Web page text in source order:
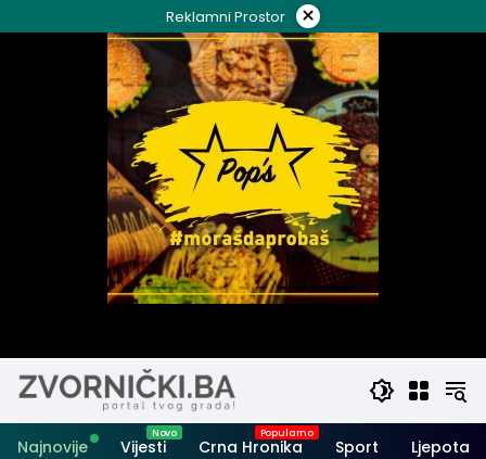
to
Reklamni Prostor ×
Najnovije Vijesti Crna Hronika Sport Ljepota i